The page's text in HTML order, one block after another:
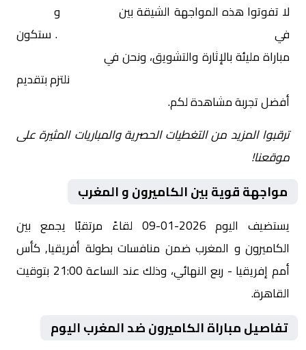
لا تفوتوا هذه المواجهة الشيقة بين و
في
. ستكون
مباراة مليئة بالإثارة والتشويق، ونحن في
نلتزم بتقديم
أفضل تجربة مشاهدة لكم.
ترقبوا المزيد من التغطيات الحصرية والمباريات المثيرة على
موقعنا!
مواجهة قوية بين الكاميرون و المغرب
يستضيف اليوم 2026-01-09 لقاءً مرتقبًا يجمع بين
الكاميرون و المغرب ضمن منافسات بطولة أفريقيا, كأس
أمم إفريقيا - ربع النهائي، وذلك عند الساعة 21:00 بتوقيت
القاهرة.
تفاصيل مباراة الكاميرون ضد المغرب اليوم